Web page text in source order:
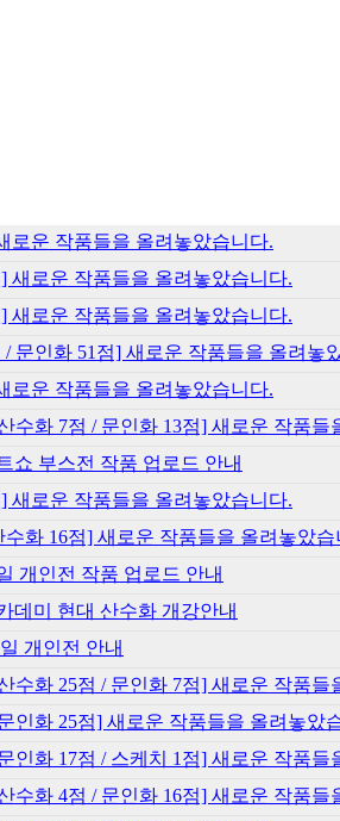
로운 작품들을 올려놓았습니다.
새로운 작품들을 올려놓았습니다.
새로운 작품들을 올려놓았습니다.
/ 문인화 51점] 새로운 작품들을 올려놓
로운 작품들을 올려놓았습니다.
수화 7점 / 문인화 13점] 새로운 작품들
쇼 부스전 작품 업로드 안내
새로운 작품들을 올려놓았습니다.
수화 16점] 새로운 작품들을 올려놓았습
개인전 작품 업로드 안내
데미 현대 산수화 개강안내
개인전 안내
수화 25점 / 문인화 7점] 새로운 작품들
인화 25점] 새로운 작품들을 올려놓았
인화 17점 / 스케치 1점] 새로운 작품들
수화 4점 / 문인화 16점] 새로운 작품들